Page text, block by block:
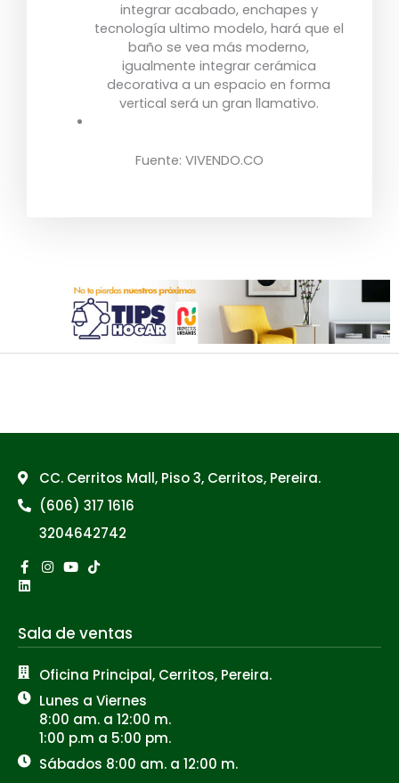
integrar acabado, enchapes y
tecnología ultimo modelo, hará que el
baño se vea más moderno,
igualmente integrar cerámica
decorativa a un espacio en forma
vertical será un gran llamativo.
Fuente: VIVENDO.CO
CC. Cerritos Mall, Piso 3, Cerritos, Pereira.
(606) 317 1616
3204642742
Facebook-
f
Instagram
Youtube
Tiktok
Linkedin
Sala de ventas
Oficina Principal, Cerritos, Pereira.
Lunes a Viernes
8:00 am. a 12:00 m.
1:00 p.m a 5:00 pm.
Sábados 8:00 am. a 12:00 m.